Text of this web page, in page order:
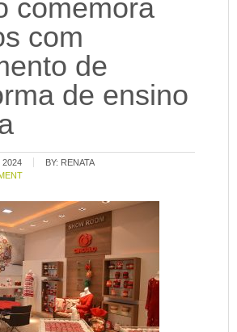
comemora
com
de
de ensino
2024 BY: RENATA